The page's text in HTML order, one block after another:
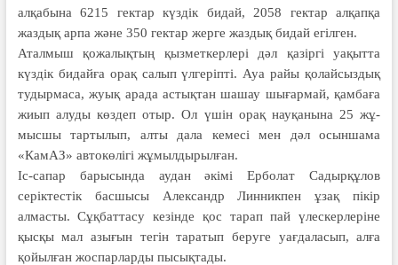
алқабына 6215 гектар күздік бидай, 2058 гектар алқапқа
жаздық арпа және 350 гектар жерге жаздық бидай егілген.
Аталмыш қожалықтың қызметкерлері дәл қазіргі уақытта
күздік бидайға орақ салып үлгеріпті. Ауа райы қолайсыз­дық
тудырмаса, жуық арада астықтан шашау шығармай, қамбаға
жиып алуды көздеп отыр. Ол үшін орақ науқанына 25 жұ­
мысшы тартылып, алты дала кемесі мен дәл осыншама
«КамАЗ» автокөлігі жұмылдырылған.
Іс-сапар барысында аудан әкімі Ерболат Садырқұлов
серіктестік басшысы Александр Линникпен ұзақ пікір
алмасты. Сұқбаттасу кезінде қос тарап пай үлескерлеріне
қысқы мал азығын тегін таратып беруге уағдаласып, алға
қойылған жоспарларды пысықтады.